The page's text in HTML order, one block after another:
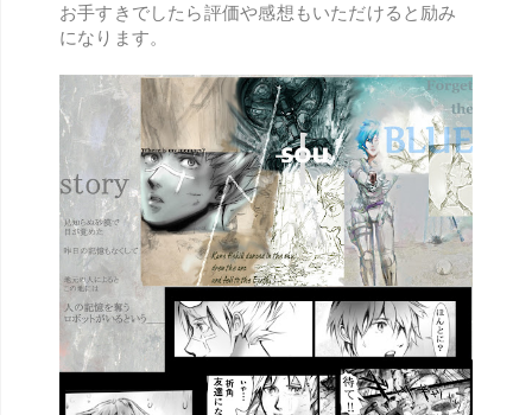
お手すきでしたら評価や感想もいただけると励み
になります。